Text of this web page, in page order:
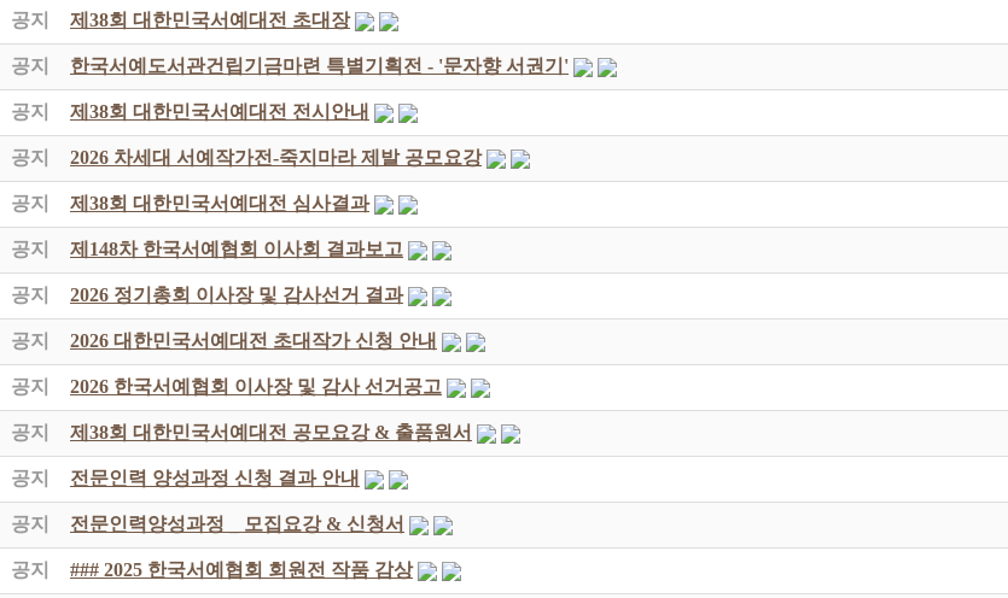
공지 제38회 대한민국서예대전 초대장
공지 한국서예도서관건립기금마련 특별기획전 - '문자향 서권기'
공지 제38회 대한민국서예대전 전시안내
공지 2026 차세대 서예작가전-죽지마라 제발 공모요강
공지 제38회 대한민국서예대전 심사결과
공지 제148차 한국서예협회 이사회 결과보고
공지 2026 정기총회 이사장 및 감사선거 결과
공지 2026 대한민국서예대전 초대작가 신청 안내
공지 2026 한국서예협회 이사장 및 감사 선거공고
공지 제38회 대한민국서예대전 공모요강 & 출품원서
공지 전문인력 양성과정 신청 결과 안내
공지 전문인력양성과정 _ 모집요강 & 신청서
공지 ### 2025 한국서예협회 회원전 작품 감상